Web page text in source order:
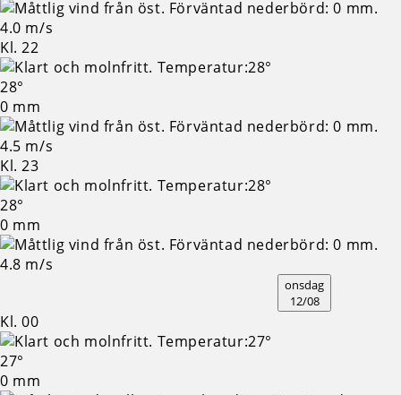
4.0 m/s
Kl. 22
28°
0 mm
4.5 m/s
Kl. 23
28°
0 mm
4.8 m/s
onsdag
12/08
Kl. 00
27°
0 mm